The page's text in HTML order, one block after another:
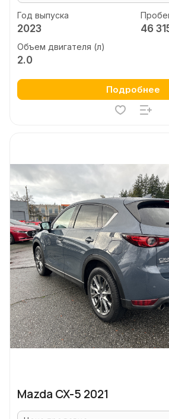
Год выпуска
2023 46
Объем двигателя (л)
2.0
Подробнее
Mazda CX-5 2021